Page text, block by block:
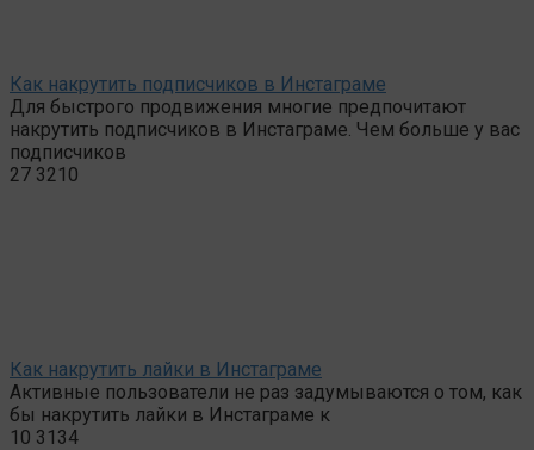
Как накрутить подписчиков в Инстаграме
Для быстрого продвижения многие предпочитают
накрутить подписчиков в Инстаграме. Чем больше у вас
подписчиков
27 3210
Как накрутить лайки в Инстаграме
Активные пользователи не раз задумываются о том, как
бы накрутить лайки в Инстаграме к
10 3134